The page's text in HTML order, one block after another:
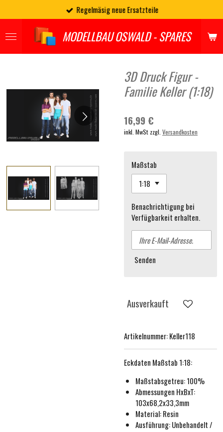
Hauptinhalt
springen
MODELLBAU OSWALD - SPARES
Regelmäsig neue Ersatzteile
3D Druck Figur -
Familie Keller (1:18)
16,99 €
inkl. MwSt zzgl. Versandkosten
Maßstab
Benachrichtigung bei
Verfügbarkeit erhalten.
Senden
Ausverkauft
Artikelnummer:Keller118
Eckdaten Maßstab 1:18:
Maßstabsgetreu:100%
Abmessungen HxBxT:
103x68,2x33,3mm
Material: Resin
Ausführung:Unbehandelt /